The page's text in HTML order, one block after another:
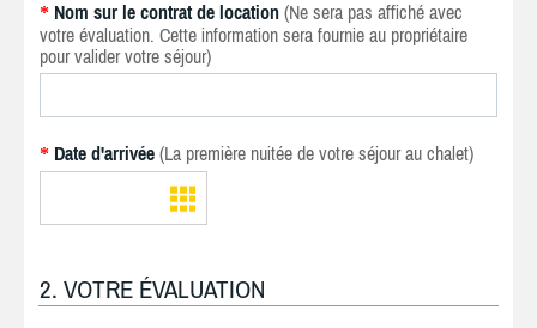
* Nom sur le contrat de location (Ne sera pas affiché avec
votre évaluation. Cette information sera fournie au propriétaire
pour valider votre séjour)
* Date d'arrivée (La première nuitée de votre séjour au chalet)
2. VOTRE ÉVALUATION